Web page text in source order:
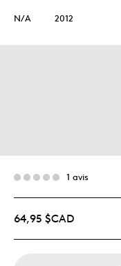
N/A 2012
1 avis
64,95 $CAD